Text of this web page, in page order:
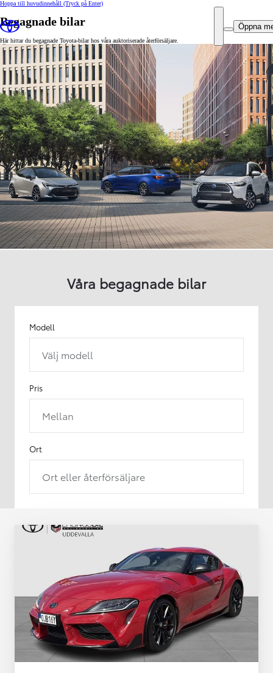
Hoppa till huvudinnehåll (Tryck på Enter)
Öppna
Begagnade bilar
Här hittar du begagnade Toyota-bilar hos våra auktoriserade återförsäljare.
Våra begagnade bilar
Modell
Välj modell
Pris
Mellan
Ort
Ort eller återförsäljare